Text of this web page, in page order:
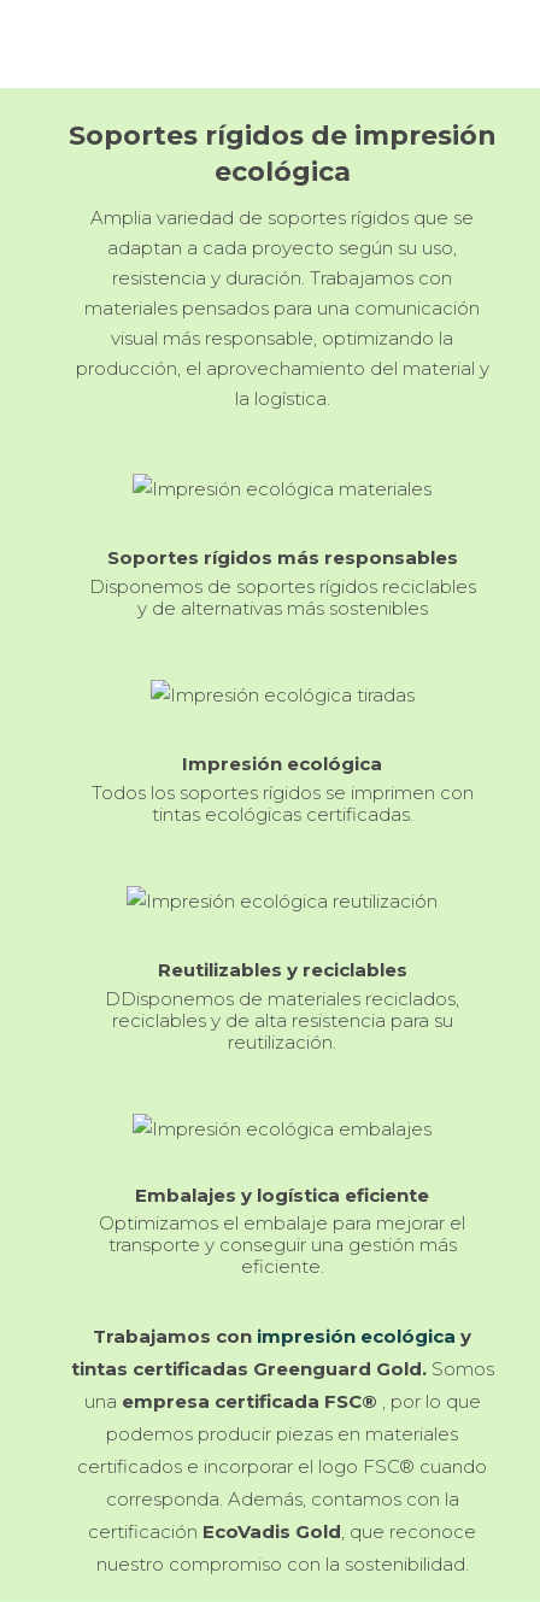
Soportes rígidos de impresión
ecológica
Amplia variedad de soportes rígidos que se
adaptan a cada proyecto según su uso,
resistencia y duración. Trabajamos con
materiales pensados para una comunicación
visual más responsable, optimizando la
producción, el aprovechamiento del material y
la logística.
Soportes rígidos más responsables
Disponemos de soportes rígidos reciclables
y de alternativas más sostenibles
Impresión ecológica
Todos los soportes rígidos se imprimen con
tintas ecológicas certificadas.
Reutilizables y reciclables
DDisponemos de materiales reciclados,
reciclables y de alta resistencia para su
reutilización.
Embalajes y logística eficiente
Optimizamos el embalaje para mejorar el
transporte y conseguir una gestión más
eficiente.
Trabajamos con impresión ecológica y
tintas certificadas Greenguard Gold.Somos
una empresa certificada FSC® , por lo que
podemos producir piezas en materiales
certificados e incorporar el logo FSC® cuando
corresponda. Además, contamos con la
certificación EcoVadis Gold , que reconoce
nuestro compromiso con la sostenibilidad.